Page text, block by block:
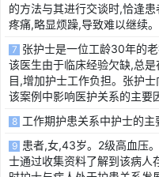
的方法与其进行交谈时,恰逢
疼痛,略显烦躁,导致难以继续。
7 张护士是一位工龄30年的
该医生由于临床经验欠缺,总
目,增加护士工作负担。张护
该案例中影响医护关系的主要
8 工作期护患关系中护士的主
9 患者,女,43岁。2级高血压
士通过收集资料了解到该病人